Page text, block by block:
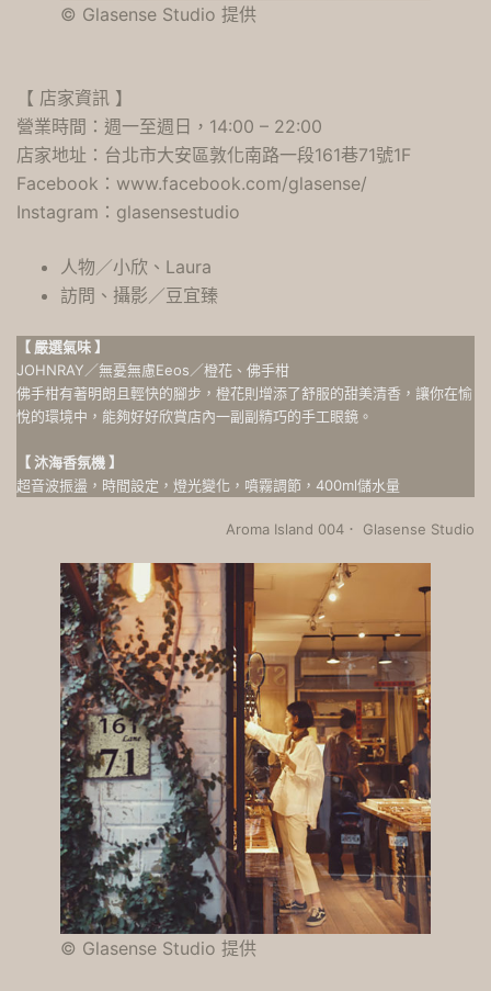
© Glasense Studio 提供
【 店家資訊 】
營業時間：週一至週日，14:00 – 22:00
店家地址：台北市大安區敦化南路一段161巷71號1F
Facebook： www.facebook.com/glasense/
Instagram： glasensestudio
人物／小欣、Laura
訪問、攝影／豆宜臻
【 嚴選氣味 】
JOHNRAY／無憂無慮Eeos／橙花、佛手柑
佛手柑有著明朗且輕快的腳步，橙花則增添了舒服的甜美清香，讓你在愉
悅的環境中，能夠好好欣賞店內一副副精巧的手工眼鏡。
【 沐海香氛機 】
超音波振盪，時間設定，燈光變化，噴霧調節，400ml儲水量
Aroma Island 004． Glasense Studio
© Glasense Studio 提供